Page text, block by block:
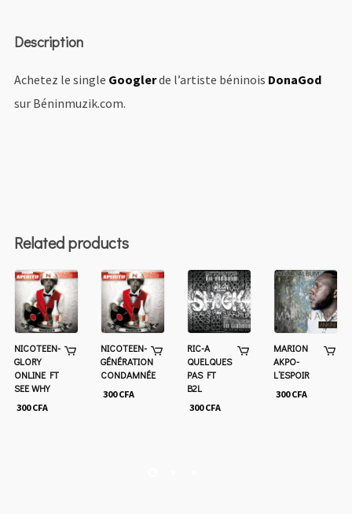
Description
Achetez le single Googlerde l’artiste béninois DonaGod
sur Béninmuzik.com.
Related products
NICOTEEN-
GLORY
ONLINE FT
SEE WHY
300CFA
NICOTEEN-
GÉNÉRATION
CONDAMNÉE
300CFA
RIC-A
QUELQUES
PAS FT
B2L
300CFA
MARION
AKPO-
L’ESPOIR
300CFA